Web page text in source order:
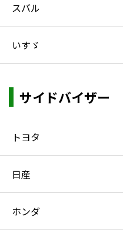
スバル
いすゞ
サイドバイザー
トヨタ
日産
ホンダ